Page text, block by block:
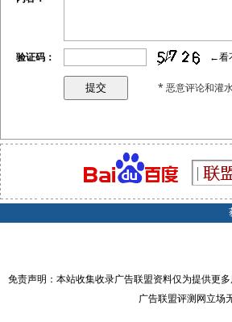
验证码： ←看
* 恶意评论和灌
免责声明：本站收集收录广告联盟资料仅为提供更
广告联盟评测网立场